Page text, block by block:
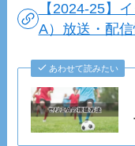
【2024-25】
A）放送・配
あわせて読みたい